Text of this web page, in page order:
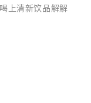
上清新饮品解解